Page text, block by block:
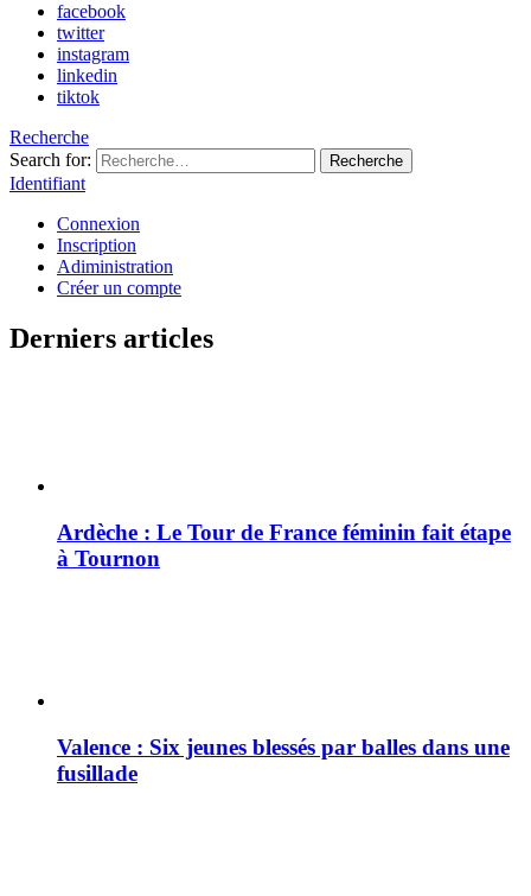
facebook
twitter
instagram
linkedin
tiktok
Recherche
Search for:
Recherche
Identifiant
Connexion
Inscription
Adiministration
Créer un compte
Derniers articles
Ardèche : Le Tour de France féminin fait étape
à Tournon
Valence : Six jeunes blessés par balles dans une
fusillade